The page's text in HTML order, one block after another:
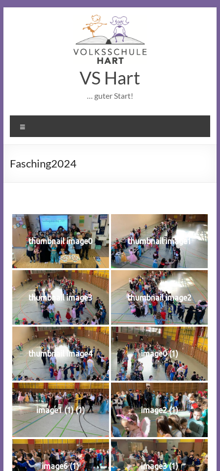
VS Hart
… guter Start!
Fasching2024
thumbnail image0 thumbnail image1
thumbnail image3 thumbnail image2
thumbnail image4 image0 (1)
image1 (1) (1) image2 (1)
image6 (1) image3 (1)